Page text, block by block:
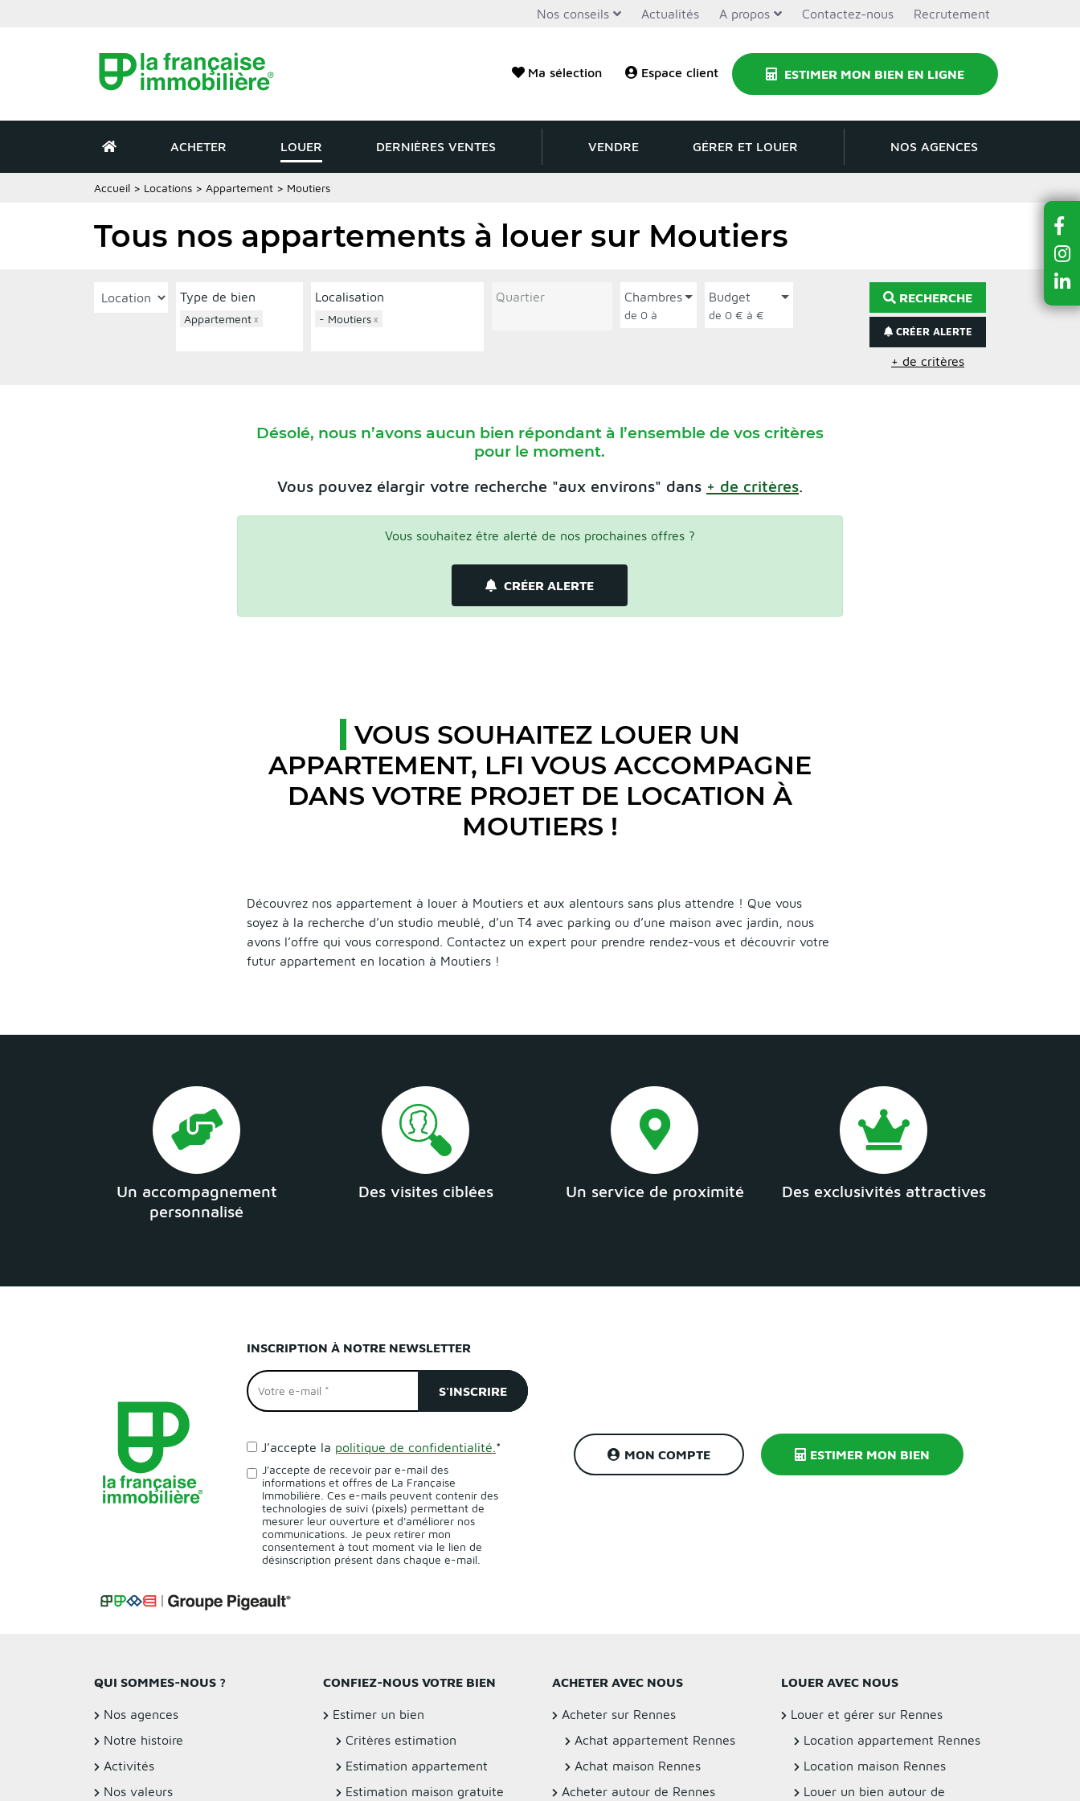
Nos conseils Actualités A propos Contactez-nous Recrutement
Ma sélection Espace client ESTIMER MON BIEN EN LIGNE
ACHETER LOUER DERNIÈRES VENTES VENDRE GÉRER ET LOUER NOS AGENCES
Accueil > Locations > Appartement > Moutiers
Tous nos appartements à louer sur Moutiers
Type de bien
×
Appartement
Localisation
×
- Moutiers
Quartier Chambres
de 0 à
Budget
de 0 € à €
RECHERCHE
CRÉER ALERTE
+ de critères
Désolé, nous n’avons aucun bien répondant à l’ensemble de vos critères
pour le moment.
Vous pouvez élargir votre recherche "aux environs" dans + de critères.
Vous souhaitez être alerté de nos prochaines offres ?
CRÉER ALERTE
VOUS SOUHAITEZ LOUER UN
APPARTEMENT, LFI VOUS ACCOMPAGNE
DANS VOTRE PROJET DE LOCATION À
MOUTIERS !
Découvrez nos appartement à louer à Moutiers et aux alentours sans plus attendre ! Que vous
soyez à la recherche d’un studio meublé, d’un T4 avec parking ou d’une maison avec jardin, nous
avons l’offre qui vous correspond. Contactez un expert pour prendre rendez-vous et découvrir votre
futur appartement en location à Moutiers !
Un accompagnement
personnalisé
Des visites ciblées Un service de proximité Des exclusivités attractives
MON COMPTE ESTIMER MON BIEN
INSCRIPTION À NOTRE NEWSLETTER
J’accepte la politique de confidentialité. *
J'accepte de recevoir par e-mail des
informations et offres de La Française
Immobilière. Ces e-mails peuvent contenir des
technologies de suivi (pixels) permettant de
mesurer leur ouverture et d'améliorer nos
communications. Je peux retirer mon
consentement à tout moment via le lien de
désinscription présent dans chaque e-mail.
QUI SOMMES-NOUS ?
Nos agences
Notre histoire
Activités
Nos valeurs
CONFIEZ-NOUS VOTRE BIEN
Estimer un bien
Critères estimation
Estimation appartement
Estimation maison gratuite
ACHETER AVEC NOUS
Acheter sur Rennes
Achat appartement Rennes
Achat maison Rennes
Acheter autour de Rennes
LOUER AVEC NOUS
Louer et gérer sur Rennes
Location appartement Rennes
Location maison Rennes
Louer un bien autour de